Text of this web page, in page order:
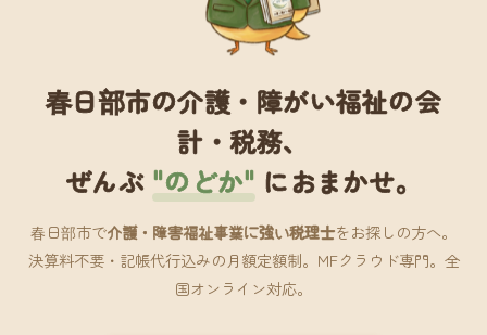
春日部市の介護・障がい福祉の会
計・税務、
ぜんぶ "のどか" におまかせ。
春日部市で介護・障害福祉事業に強い税理士をお探しの方へ。
決算料不要・記帳代行込みの月額定額制。MFクラウド専門。全
国オンライン対応。